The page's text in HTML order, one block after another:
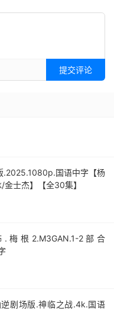
提交评论
.2025.1080p.国语中字【杨
士杰】【全30集】
梅根2.M3GAN.1-2部合
剧场版.神临之战.4k.国语